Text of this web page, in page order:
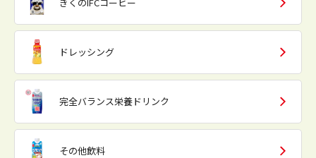
ドレッシング
完全バランス栄養ドリンク
その他飲料